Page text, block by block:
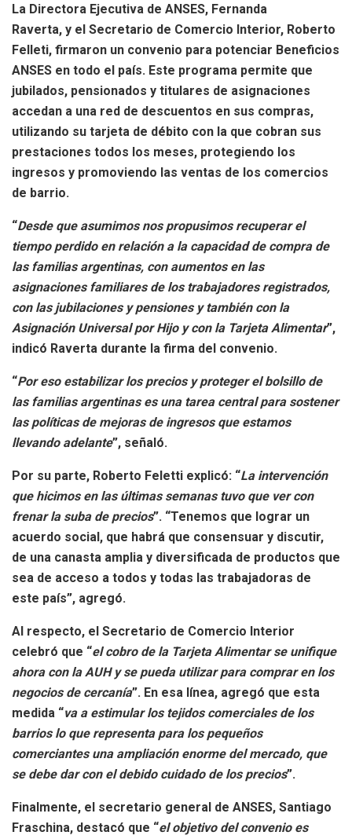
La Directora Ejecutiva de ANSES, Fernanda
Raverta, y el Secretario de Comercio Interior, Roberto
Felleti, firmaron un convenio para potenciar Beneficios
ANSES en todo el país. Este programa permite que
jubilados, pensionados y titulares de asignaciones
accedan a una red de descuentos en sus compras,
utilizando su tarjeta de débito con la que cobran sus
prestaciones todos los meses, protegiendo los
ingresos y promoviendo las ventas de los comercios
de barrio.
“Desde que asumimos nos propusimos recuperar el
tiempo perdido en relación a la capacidad de compra de
las familias argentinas, con aumentos en las
asignaciones familiares de los trabajadores registrados,
con las jubilaciones y pensiones y también con la
Asignación Universal por Hijo y con la Tarjeta Alimentar”,
indicó Raverta durante la firma del convenio.
“Por eso estabilizar los precios y proteger el bolsillo de
las familias argentinas es una tarea central para sostener
las políticas de mejoras de ingresos que estamos
llevando adelante”, señaló.
Por su parte, Roberto Feletti explicó: “La intervención
que hicimos en las últimas semanas tuvo que ver con
frenar la suba de precios”. “Tenemos que lograr un
acuerdo social, que habrá que consensuar y discutir,
de una canasta amplia y diversificada de productos que
sea de acceso a todos y todas las trabajadoras de
este país”, agregó.
Al respecto, el Secretario de Comercio Interior
celebró que “el cobro de la Tarjeta Alimentar se unifique
ahora con la AUH y se pueda utilizar para comprar en los
negocios de cercanía”. En esa línea, agregó que esta
medida “va a estimular los tejidos comerciales de los
barrios lo que representa para los pequeños
comerciantes una ampliación enorme del mercado, que
se debe dar con el debido cuidado de los precios”.
Finalmente, el secretario general de ANSES, Santiago
Fraschina, destacó que “el objetivo del convenio es